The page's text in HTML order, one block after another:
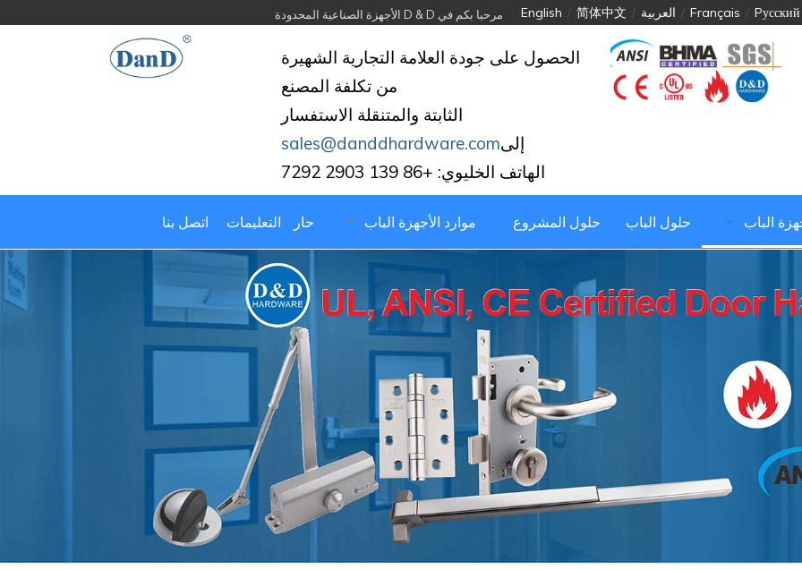
مرحبا بكم في D & D الأجهزة الصناعية المحدودة Pусский
/
Français
/ العربية /
简体中文
/
English
الحصول على جودة العلامة التجارية الشهيرة
من تكلفة المصنع
الثابتة والمتنقلة الاستفسار
إلىsales@danddhardware.com
الهاتف الخليوي: +86 139 2903 7292
الباب حلول الباب حلول المشروع موارد الأجهزة الباب حار التعليمات اتصل بنا